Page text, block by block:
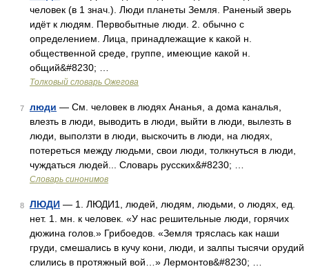
человек (в 1 знач.). Люди планеты Земля. Раненый зверь
идёт к людям. Первобытные люди. 2. обычно с
определением. Лица, принадлежащие к какой н.
общественной среде, группе, имеющие какой н.
общий&#8230; …
Толковый словарь Ожегова
7 люди — См. человек в людях Ананья, а дома каналья,
влезть в люди, выводить в люди, выйти в люди, вылезть в
люди, выползти в люди, выскочить в люди, на людях,
потереться между людьми, свои люди, толкнуться в люди,
чуждаться людей... Словарь русских&#8230; …
Словарь синонимов
8 ЛЮДИ — 1. ЛЮДИ1, людей, людям, людьми, о людях, ед.
нет. 1. мн. к человек. «У нас решительные люди, горячих
дюжина голов.» Грибоедов. «Земля тряслась как наши
груди, смешались в кучу кони, люди, и залпы тысячи орудий
слились в протяжный вой…» Лермонтов&#8230; …